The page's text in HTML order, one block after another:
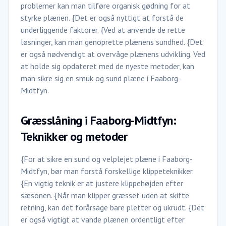
problemer kan man tilføre organisk gødning for at
styrke plænen. {Det er også nyttigt at forstå de
underliggende faktorer. {Ved at anvende de rette
løsninger, kan man genoprette plænens sundhed. {Det
er også nødvendigt at overvåge plænens udvikling. Ved
at holde sig opdateret med de nyeste metoder, kan
man sikre sig en smuk og sund plæne i Faaborg-
Midtfyn.
Græsslåning i Faaborg-Midtfyn:
Teknikker og metoder
{For at sikre en sund og velplejet plæne i Faaborg-
Midtfyn, bør man forstå forskellige klippeteknikker.
{En vigtig teknik er at justere klippehøjden efter
sæsonen. {Når man klipper græsset uden at skifte
retning, kan det forårsage bare pletter og ukrudt. {Det
er også vigtigt at vande plænen ordentligt efter